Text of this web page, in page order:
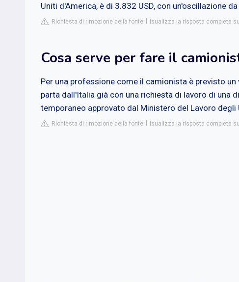
Uniti d'America, è di 3.832 USD, con un'oscillazione
Richiesta di rimozione della fonte isualizza la risposta completa
Cosa serve per fare il
Per una professione come il camionista è previsto
parta dall'Italia già con una richiesta di lavoro di una
temporaneo approvato dal Ministero del Lavoro degli
Richiesta di rimozione della fonte isualizza la risposta completa